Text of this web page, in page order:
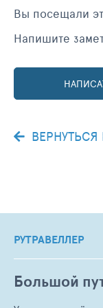
Вы посещали
Напишите
РУТРАВЕЛЛЕР
Большой